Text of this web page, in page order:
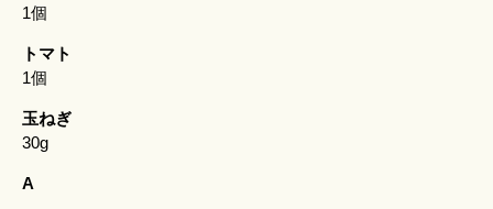
1個
トマト
1個
玉ねぎ
30g
A